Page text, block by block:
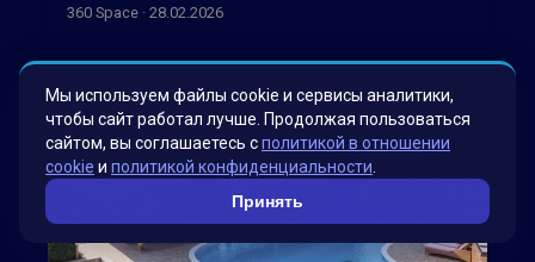
360 Space · 28.02.2026
Мы используем файлы cookie и сервисы аналитики,
чтобы сайт работал лучше. Продолжая пользоваться
сайтом, вы соглашаетесь сполитикой в отношении
cookie и политикой конфиденциальности
Принять